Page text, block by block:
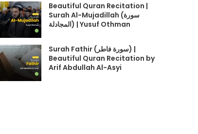
Beautiful Quran Recitation |
Surah Al-Mujadillah (سورة
المجادلة) | Yusuf Othman
Surah Fathir (سورة فاطر) |
Beautiful Quran Recitation by
Arif Abdullah Al-Asyi